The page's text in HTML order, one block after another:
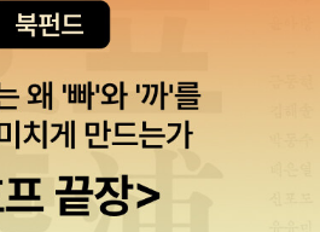
고 드라마 보고 완전 좋아!! 시대 로맨스.
맨스가 대세인것 같아요. '뷰티풀 크리
즈로 나올 예정인 책이랍니다. '뷰티풀
지만 '추락천사'는 살짝 고민해봐야할것
재미있게 읽은책. 살짝 야릇한 감정
야할까? 전작의 명성에 못미쳐 아쉬
이층집'은 한국문학인데, 일본문학과